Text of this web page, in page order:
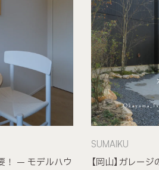
！ – モデルハウ
【岡山】ガレー
SUMAIKU